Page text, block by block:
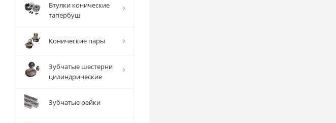
Втулки конические
тапербуш
Конические пары
Зубчатые шестерни
цилиндрические
Зубчатые рейки